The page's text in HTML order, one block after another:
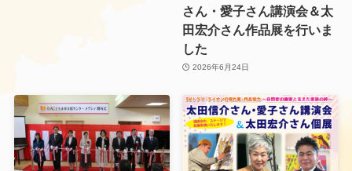
さん・愛子さん講演会＆太
田宏介さん作品展を行いま
した
2026年6月24日